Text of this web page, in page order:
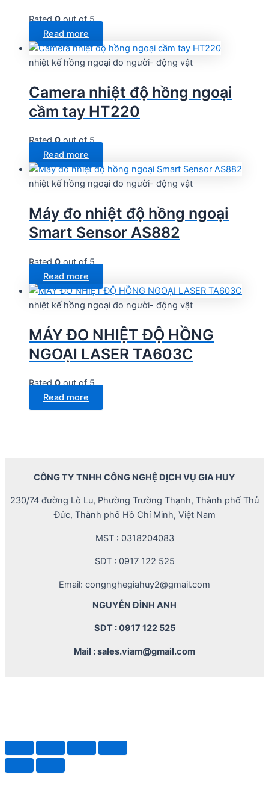
Rated0out of 5
Read more
nhiệt kế hồng ngoại đo người- động vật
Camera nhiệt độ hồng ngoại
cầm tay HT220
Rated0out of 5
Read more
nhiệt kế hồng ngoại đo người- động vật
Máy đo nhiệt độ hồng ngoại
Smart Sensor AS882
Rated0out of 5
Read more
nhiệt kế hồng ngoại đo người- động vật
MÁY ĐO NHIỆT ĐỘ HỒNG
NGOẠI LASER TA603C
Rated0out of 5
Read more
CÔNG TY TNHH CÔNG NGHỆ DỊCH VỤ GIA HUY
230/74 đường Lò Lu, Phường Trường Thạnh, Thành phố Thủ
Đức, Thành phố Hồ Chí Minh, Việt Nam
MST : 0318204083
SDT : 0917 122 525
Email: congnghegiahuy2@gmail.com
NGUYỄN ĐÌNH ANH
SDT : 0917 122 525
Mail : sales.viam@gmail.com